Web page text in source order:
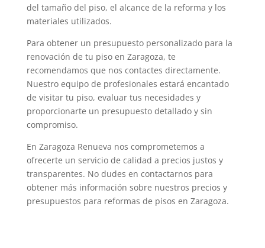
del tamaño del piso, el alcance de la reforma y los
materiales utilizados.
Para obtener un presupuesto personalizado para la
renovación de tu piso en Zaragoza, te
recomendamos que nos contactes directamente.
Nuestro equipo de profesionales estará encantado
de visitar tu piso, evaluar tus necesidades y
proporcionarte un presupuesto detallado y sin
compromiso.
En Zaragoza Renueva nos comprometemos a
ofrecerte un servicio de calidad a precios justos y
transparentes. No dudes en contactarnos para
obtener más información sobre nuestros precios y
presupuestos para reformas de pisos en Zaragoza.